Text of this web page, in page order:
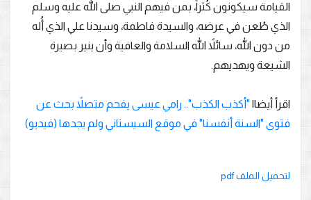
القيامة سيكونون كُثراً، بمن فيهم النبي صلى الله عليه وسلم
الذي طُعن في عرضه، والسيدة فاطمة، وسيدنا علي الذي أُله
من دون الله، سائلاً الله السلامة والعافية وأن ينير بصيرة
الشيعة ويهديهم.
اقرأ أيضا| "أكذب الكذب".. رامي عيسى يفحم متصلاً بحث عن
فتوى "السنة أنفسنا" في موقع السيستاني ولم يجدها (فيديو)
لتحميل الملف pdf